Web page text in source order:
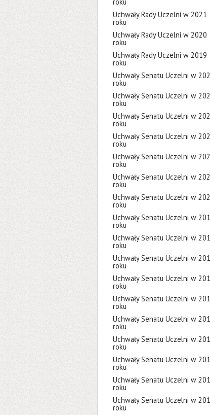
Uchwały Rady Uczelni w 2021
roku
Uchwały Rady Uczelni w 2020
roku
Uchwały Rady Uczelni w 2019
roku
Uchwały Senatu Uczelni w
roku
Uchwały Senatu Uczelni w
roku
Uchwały Senatu Uczelni w
roku
Uchwały Senatu Uczelni w
roku
Uchwały Senatu Uczelni w
roku
Uchwały Senatu Uczelni w
roku
Uchwały Senatu Uczelni w
roku
Uchwały Senatu Uczelni w
roku
Uchwały Senatu Uczelni w
roku
Uchwały Senatu Uczelni w
roku
Uchwały Senatu Uczelni w
roku
Uchwały Senatu Uczelni w
roku
Uchwały Senatu Uczelni w
roku
Uchwały Senatu Uczelni w
roku
Uchwały Senatu Uczelni w
roku
Uchwały Senatu Uczelni w
roku
Uchwały Senatu Uczelni w
roku